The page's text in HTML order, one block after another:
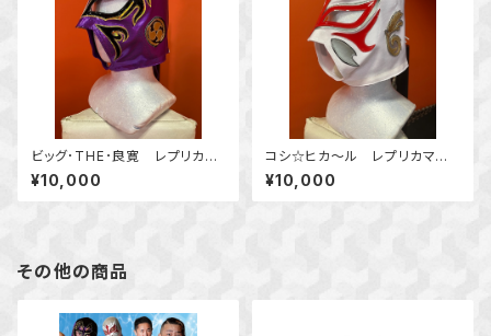
ビッグ･THE･良寛 レプリカマ
スク
¥10,000
コシ☆ヒカ～ル レプリカマス
ク
¥10,000
その他の商品